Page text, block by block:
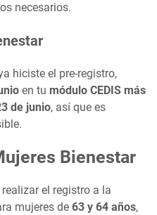
necesarios.
hiciste el pre-registro,
en tu módulo CEDIS más
de junio, así que es
Bienestar
el registro a la
mujeres de 63 y 64 años,